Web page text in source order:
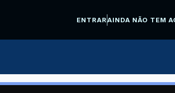
ENTRARAINDA NÃO TEM